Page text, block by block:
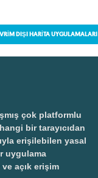
DIŞI HARITA UYGULAMALARI
çok platformlu
bir tarayıcıdan
erişilebilen yasal
uygulama
açık erişim